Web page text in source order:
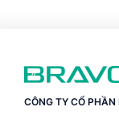
CÔNG TY CỔ